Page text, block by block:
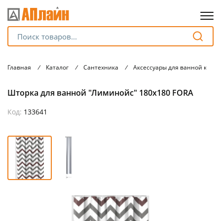
Главная / Каталог / Сантехника / Аксессуары для ванной
Шторка для ванной "Лиминойс" 180х180 FORA
Код: 133641
оплатуна части
без переплат
График платежей
Сегодня